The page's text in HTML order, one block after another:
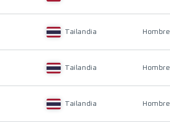
Tailandia Hombre
Tailandia Hombre
Tailandia Hombre